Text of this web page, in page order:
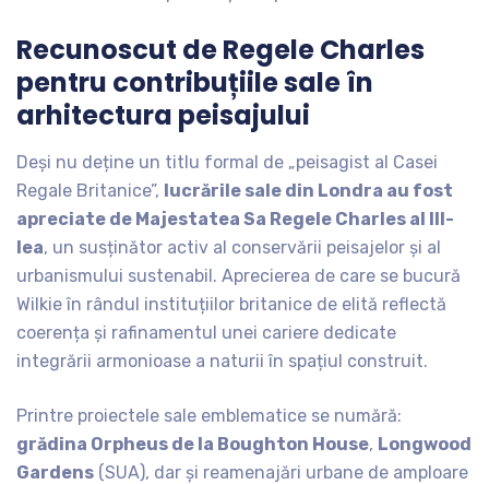
Recunoscut de Regele Charles
pentru contribuțiile sale în
arhitectura peisajului
Deși nu deține un titlu formal de „peisagist al Casei
Regale Britanice”, lucrările sale din Londra au fost
apreciate de Majestatea Sa Regele Charles al III-
lea, un susținător activ al conservării peisajelor și al
urbanismului sustenabil. Aprecierea de care se bucură
Wilkie în rândul instituțiilor britanice de elită reflectă
coerența și rafinamentul unei cariere dedicate
integrării armonioase a naturii în spațiul construit.
Printre proiectele sale emblematice se numără:
grădina Orpheus de la Boughton House, Longwood
Gardens (SUA), dar și reamenajări urbane de amploare